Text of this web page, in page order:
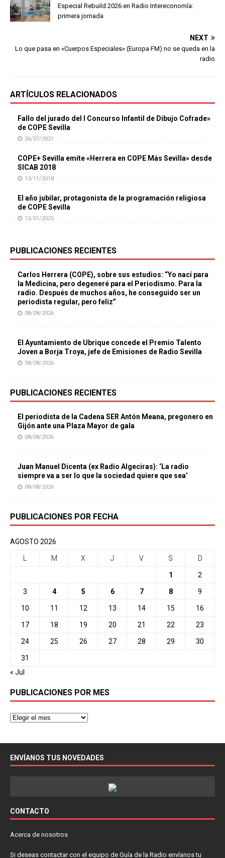
Especial Rebuild 2026 en Radio Intereconomía:
primera jornada
NEXT
Lo que pasa en «Cuerpos Especiales» (Europa FM) no se queda en la
radio
ARTÍCULOS RELACIONADOS
Fallo del jurado del I Concurso Infantil de Dibujo Cofrade»
de COPE Sevilla
26/07/2021
COPE+ Sevilla emite «Herrera en COPE Más Sevilla» desde
SICAB 2018
13/11/2018
El año jubilar, protagonista de la programación religiosa
de COPE Sevilla
12/01/2025
PUBLICACIONES RECIENTES
Carlos Herrera (COPE), sobre sus estudios: “Yo nací para
la Medicina, pero degeneré para el Periodismo. Para la
radio. Después de muchos años, he conseguido ser un
periodista regular, pero feliz”
08/08/2026
El Ayuntamiento de Ubrique concede el Premio Talento
Joven a Borja Troya, jefe de Emisiones de Radio Sevilla
08/08/2026
PUBLICACIONES RECIENTES
El periodista de la Cadena SER Antón Meana, pregonero en
Gijón ante una Plaza Mayor de gala
08/08/2026
Juan Manuel Dicenta (ex Radio Algeciras): ‘La radio
siempre va a ser lo que la sociedad quiere que sea’
08/08/2026
PUBLICACIONES POR FECHA
AGOSTO 2026
M X J V S D
1 2
3 4 5 6 7 8 9
10 11 12 13 14 15 16
17 18 19 20 21 22 23
24 25 26 27 28 29 30
31
« Jul
PUBLICACIONES POR MES
ENVÍANOS TUS NOVEDADES
CONTACTO
Acerca de nosotros
Si deseas contactar con el equipo de Guía de la Radio envíanos tu